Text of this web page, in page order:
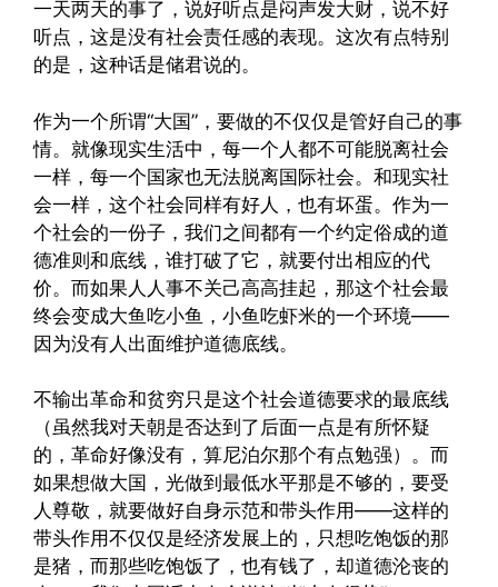
一天两天的事了，说好听点是闷声发大财，说不好
听点，这是没有社会责任感的表现。这次有点特别
的是，这种话是储君说的。
作为一个所谓“大国”，要做的不仅仅是管好自己的事
情。就像现实生活中，每一个人都不可能脱离社会
一样，每一个国家也无法脱离国际社会。和现实社
会一样，这个社会同样有好人，也有坏蛋。作为一
个社会的一份子，我们之间都有一个约定俗成的道
德准则和底线，谁打破了它，就要付出相应的代
价。而如果人人事不关己高高挂起，那这个社会最
终会变成大鱼吃小鱼，小鱼吃虾米的一个环境——
因为没有人出面维护道德底线。
不输出革命和贫穷只是这个社会道德要求的最底线
（虽然我对天朝是否达到了后面一点是有所怀疑
的，革命好像没有，算尼泊尔那个有点勉强）。而
如果想做大国，光做到最低水平那是不够的，要受
人尊敬，就要做好自身示范和带头作用——这样的
带头作用不仅仅是经济发展上的，只想吃饱饭的那
是猪，而那些吃饱饭了，也有钱了，却道德沦丧的